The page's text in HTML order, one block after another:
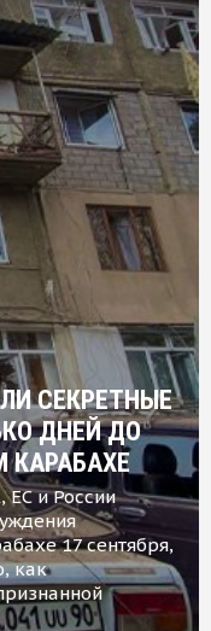
СЕКРЕТНЫЕ
ДНЕЙ ДО
КАРАБАХЕ
и России
17 сентября,
как